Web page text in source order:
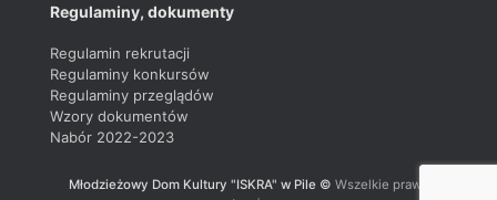
Regulaminy, dokumenty
Regulamin rekrutacji
Regulaminy konkursów
Regulaminy przeglądów
Wzory dokumentów
Nabór 2022-2023
Młodzieżowy Dom Kultury "ISKRA" w Pile © Wszelkie prawa